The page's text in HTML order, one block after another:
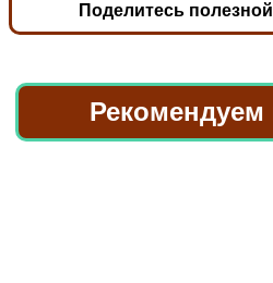
Поделитесь
Рекомендуем